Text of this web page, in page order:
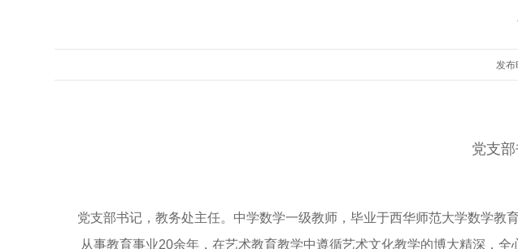
发布
党支
党支部书记，教务处主任。中学数学一级教师，毕业于西华师范大学数学教育
从事教育事业20余年，在艺术教育教学中遵循艺术文化教学的博大精深，全